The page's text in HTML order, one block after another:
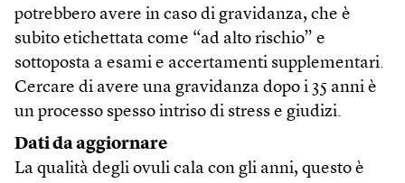
potrebbero avere in caso di gravidanza, che è
subito etichettata come “ad alto rischio” e
sottoposta a esami e accertamenti supplementari.
Cercare di avere una gravidanza dopo i 35 anni è
un processo spesso intriso di stress e giudizi.
Dati da aggiornare
La qualità degli ovuli cala con gli anni, questo è